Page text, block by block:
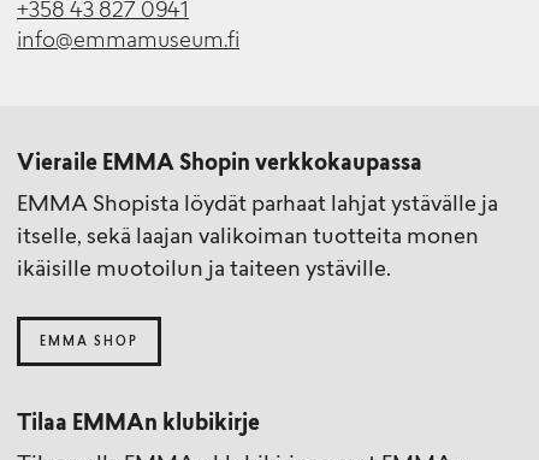
+358 43 827 0941
info@emmamuseum.fi
Vieraile EMMA Shopin verkkokaupassa
EMMA Shopista löydät parhaat lahjat ystävälle ja
itselle, sekä laajan valikoiman tuotteita monen
ikäisille muotoilun ja taiteen ystäville.
EMMA SHOP
Tilaa EMMAn klubikirje